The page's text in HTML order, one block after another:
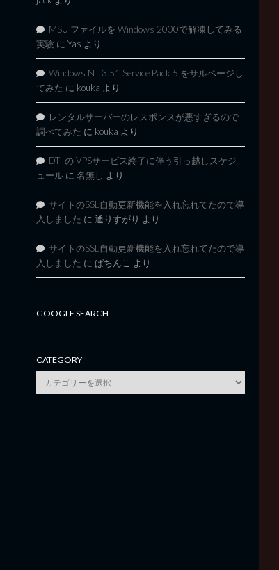
MSU ファイルを Windows 2000で解凍してみる
実験 に Yas より
Windows NT 3.51 Service Pack 5 をサルベージし
てみた に kouka より
レンタルサーバーのレスポンスが悪すぎるので
調べてみた に kouka より
DTI の VPSサービス終了に伴う引っ越しスケジ
ュール に 名無し より
サイトのSSL自動更新機能を入れ忘れてたので導
入しました に 通りすがり より
サイトのSSL自動更新機能を入れ忘れてたので導
入しました に ぱちんこ より
GOOGLE SEARCH
CATEGORY
category